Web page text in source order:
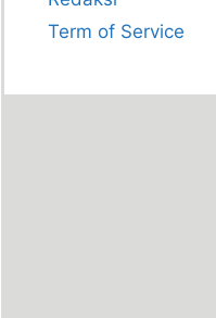
Term of Service